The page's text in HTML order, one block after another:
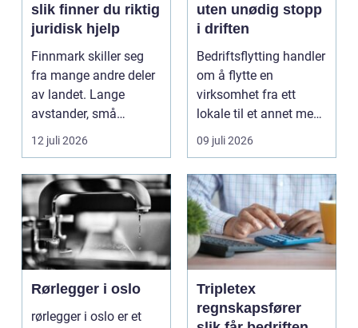
slik finner du riktig
juridisk hjelp
Finnmark skiller seg
fra mange andre deler
av landet. Lange
avstander, små
lokalsamfunn, sterk
tilkn...
12 juli 2026
uten unødig stopp
i driften
Bedriftsflytting handler
om å flytte en
virksomhet fra ett
lokale til et annet med
minst mulig...
09 juli 2026
Rørlegger i oslo
rørlegger i oslo er et
Tripletex
regnskapsfører